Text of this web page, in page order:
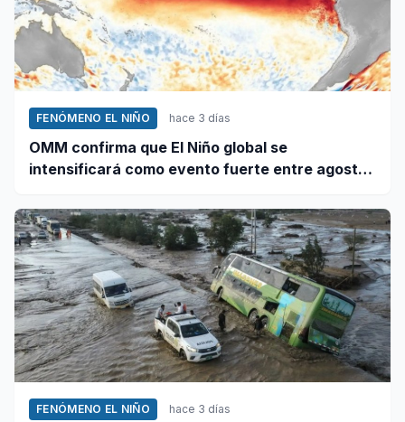
FENÓMENO EL NIÑO hace 3 días
OMM confirma que El Niño global se
intensificará como evento fuerte entre agosto
FENÓMENO EL NIÑO hace 3 días